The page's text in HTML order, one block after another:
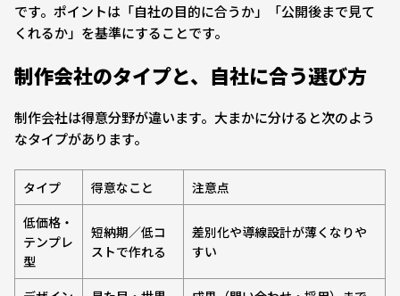
です。ポイントは「自社の目的に合うか」「公開後まで見て
くれるか」を基準にすることです。
制作会社のタイプと、自社に合う選び方
制作会社は得意分野が違います。大まかに分けると次のよう
なタイプがあります。
タイプ 得意なこと
注意点
低価格・
テンプレ
型
短納期／低コ
ストで作れる
差別化や導線設計が薄くなりや
すい